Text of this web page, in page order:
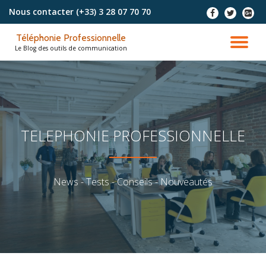
contenu
Nous contacter (+33) 3 28 07 70 70 - - -
LA
Téléphonie Professionnelle
Le Blog des outils de communication
TELEPHONIE PROFESSIONNELLE
News - Tests - Conseils - Nouveautés